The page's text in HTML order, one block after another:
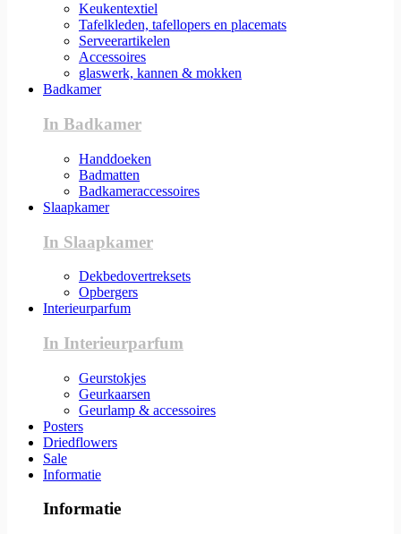
Keukentextiel
Tafelkleden, tafellopers en placemats
Serveerartikelen
Accessoires
glaswerk, kannen & mokken
Badkamer
In Badkamer
Handdoeken
Badmatten
Badkameraccessoires
Slaapkamer
In Slaapkamer
Dekbedovertreksets
Opbergers
Interieurparfum
In Interieurparfum
Geurstokjes
Geurkaarsen
Geurlamp & accessoires
Posters
Driedflowers
Sale
Informatie
Informatie